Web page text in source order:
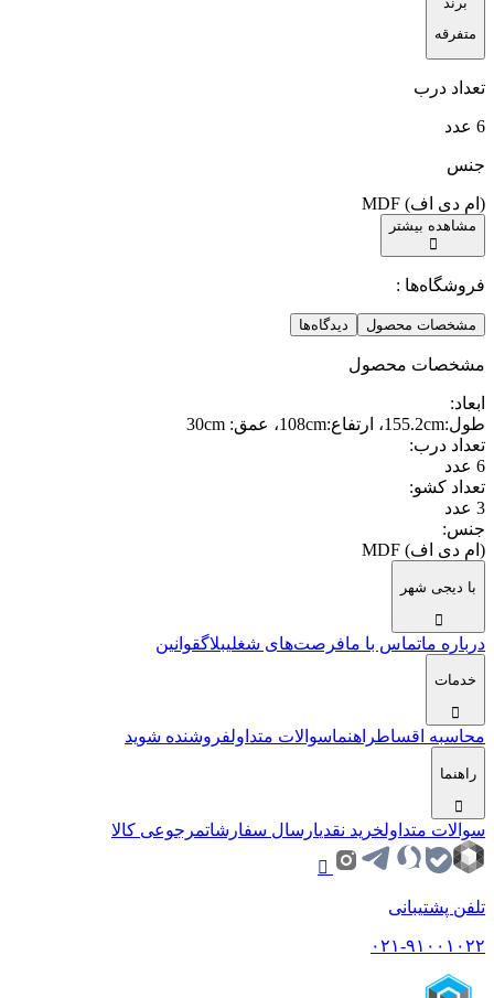
متفرقه
تعداد درب
6 عدد
جنس
(ام دی اف) MDF
مشاهده بیشتر
فروشگاه‌ها :
مشخصات محصول دیدگاه‌ها
مشخصات محصول
ابعاد:
طول:155.2cm، ارتفاع:108cm، عمق: 30cm
تعداد درب:
6 عدد
تعداد کشو:
3 عدد
جنس:
(ام دی اف) MDF
با دیجی شهر
درباره ماتماس با مافرصت‌های شغلیبلاگقوانین
خدمات
محاسبه اقساطراهنماسوالات متداولفروشنده شوید
راهنما
سوالات متداولخرید نقدیارسال سفارشاتمرجوعی کالا
تلفن پشتیبانی
۰۲۱-۹۱۰۰۱۰۲۲